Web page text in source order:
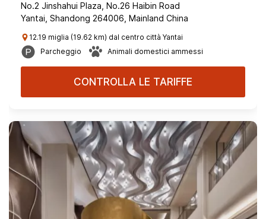
No.2 Jinshahui Plaza, No.26 Haibin Road
Yantai, Shandong 264006, Mainland China
12.19 miglia (19.62 km) dal centro città Yantai
Parcheggio
Animali domestici ammessi
CONTROLLA LE TARIFFE